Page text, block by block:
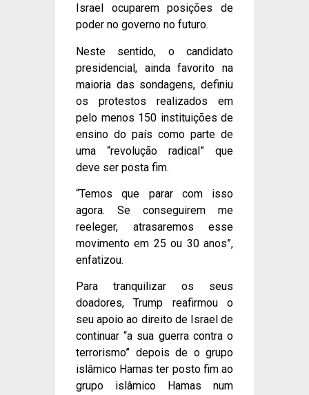
Israel ocuparem posições de
poder no governo no futuro.
Neste sentido, o candidato
presidencial, ainda favorito na
maioria das sondagens, definiu
os protestos realizados em
pelo menos 150 instituições de
ensino do país como parte de
uma “revolução radical” que
deve ser posta fim.
“Temos que parar com isso
agora. Se conseguirem me
reeleger, atrasaremos esse
movimento em 25 ou 30 anos”,
enfatizou.
Para tranquilizar os seus
doadores, Trump reafirmou o
seu apoio ao direito de Israel de
continuar “a sua guerra contra o
terrorismo” depois de o grupo
islâmico Hamas ter posto fim ao
grupo islâmico Hamas num